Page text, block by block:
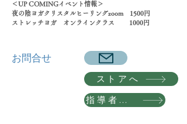
＜UP COMINGイベント情報＞
夜の陰ヨガクリスタルヒーリングzoom 1500円
​ストレッチヨガ オンラインクラス 1000円
​お問合せ
ストアへ
指導者養成講座 詳細へ